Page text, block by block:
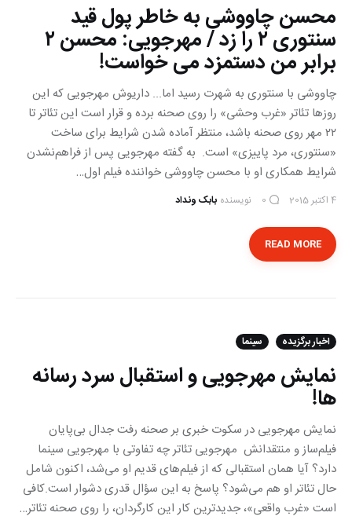
محسن چاووشی به خاطر پول قید
سنتوری ۲ را زد / مهرجویی: محسن ۲
برابر من دستمزد می خواست!
چاووشی با سنتوری به شهرت رسید اما... داریوش مهرجویی که این
روزها تئاتر «غرب وحشی» را روی صحنه برده و قرار است این تئاتر تا
٢٢ مهر روی صحنه باشد، منتظر آماده شدن شرایط برای ساخت
«سنتوری، مرد پاییزی» است. به گفته مهرجویی پس از فراهم‌نشدن
شرایط همکاری او با محسن چاووشی خواننده فیلم اول…
4 اکتبر 2015 0 نویسنده بابک ونداد
READ MORE
اخبار برگزیده سینما
نمایش مهرجویی و استقبال سرد رسانه
ها!
نمایش مهرجویی در سکوت خبری بر صحنه رفت جدال بی‌پایان
فیلم‌ساز و منتقدانش مهرجویی تئاتر چه تفاوتی با مهرجویی سینما
دارد؟ آیا همان استقبالی که از فیلم‌های قدیم او می‌شد، اکنون شامل
حال تئاتر او هم می‌شود؟ پاسخ به این سؤال قدری دشوار است.کافی
است «غرب واقعی»، جدیدترین کار این کارگردان، را روی صحنه تئاتر…